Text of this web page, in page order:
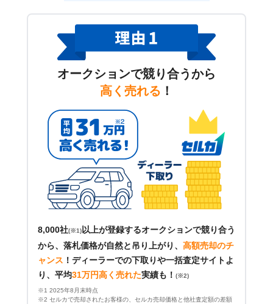
オークションで競り合うから
高く売れる ！
8,000社(※1) 以上が登録するオークションで競り合う
から、落札価格が自然と吊り上がり、 高額売却のチ
ャンス ！ ディーラーでの下取りや一括査定サイトよ
り、平均31万円高く売れた実績も！ (※2)
※1 2025年8月末時点
※2 セルカで売却されたお客様の、セルカ売却価格と他社査定額の差額